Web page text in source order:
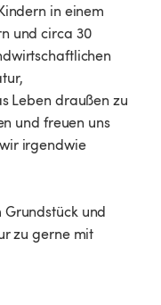
in einem
und circa 30
Leben draußen zu
und freuen uns
irgendwie
Grundstück und
zu gerne mit